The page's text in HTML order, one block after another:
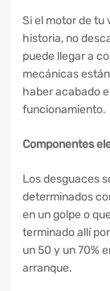
Si el motor de tu
historia, no
puede llegar a
mecánicas
haber acabado
funcionamiento.
Componentes
Los desguaces
determinados
en un golpe o
terminado allí
un 50 y un 70%
arranque.